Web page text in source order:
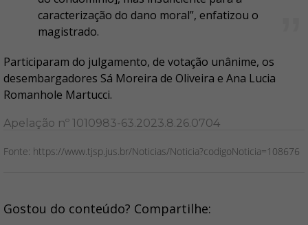
caracterização do dano moral”, enfatizou o
magistrado.
Participaram do julgamento, de votação unânime, os
desembargadores Sá Moreira de Oliveira e Ana Lucia
Romanhole Martucci.
Apelação nº 1010983-63.2023.8.26.0704
Fonte: https://www.tjsp.jus.br/Noticias/Noticia?codigoNoticia=108676
Gostou do conteúdo? Compartilhe: